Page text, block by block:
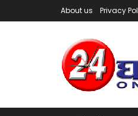
About us Privacy